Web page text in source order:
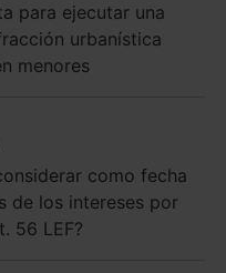
para ejecutar una
urbanística
menores
como fecha
de los intereses por
56 LEF?